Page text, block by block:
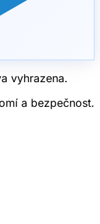
vyhrazena.
a bezpečnost.